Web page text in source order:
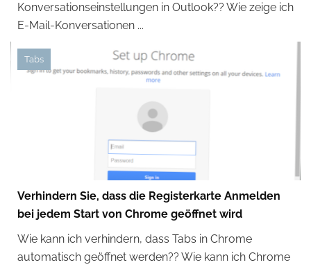
Konversationseinstellungen in Outlook?? Wie zeige ich
E-Mail-Konversationen ...
Tabs
Verhindern Sie, dass die Registerkarte Anmelden
bei jedem Start von Chrome geöffnet wird
Wie kann ich verhindern, dass Tabs in Chrome
automatisch geöffnet werden?? Wie kann ich Chrome